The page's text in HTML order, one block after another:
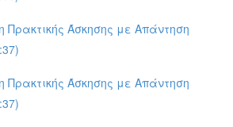
Πρακτικής Άσκησης με Απάντηση
Πρακτικής Άσκησης με Απάντηση